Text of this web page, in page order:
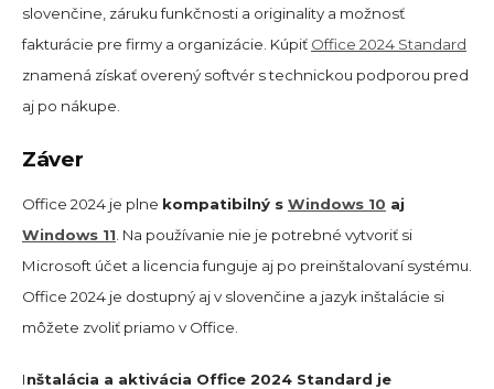
slovenčine, záruku funkčnosti a originality a možnosť
fakturácie pre firmy a organizácie. Kúpiť Office 2024 Standard
znamená získať overený softvér s technickou podporou pred
aj po nákupe.
Záver
Office 2024 je plne kompatibilný s Windows 10 aj
Windows 11 . Na používanie nie je potrebné vytvoriť si
Microsoft účet a licencia funguje aj po preinštalovaní systému.
Office 2024 je dostupný aj v slovenčine a jazyk inštalácie si
môžete zvoliť priamo v Office.
Inštalácia a aktivácia Office 2024 Standard je